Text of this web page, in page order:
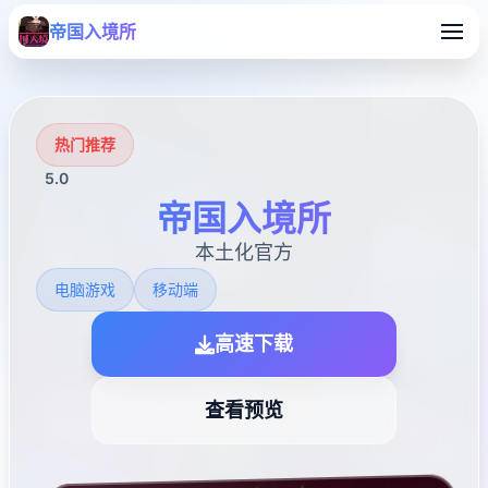
帝国入境所
热门推荐
5.0
帝国入境所
本土化官方
电脑游戏 移动端
高速下载
查看预览